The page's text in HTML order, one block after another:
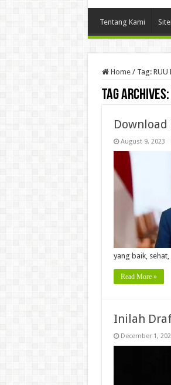
Tentang Kami
Home / Tag: RUU
Tag Archives:
August 9, 2023
yang baik,
Read More »
Inilah
December 1,